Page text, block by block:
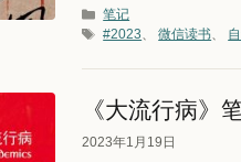
分类
笔记
标签
#2023、微信读书、
《大流行病》
2023年1月19日